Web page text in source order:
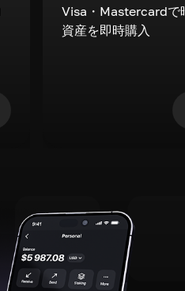
Visa・Mastercardで
資産を即時購入